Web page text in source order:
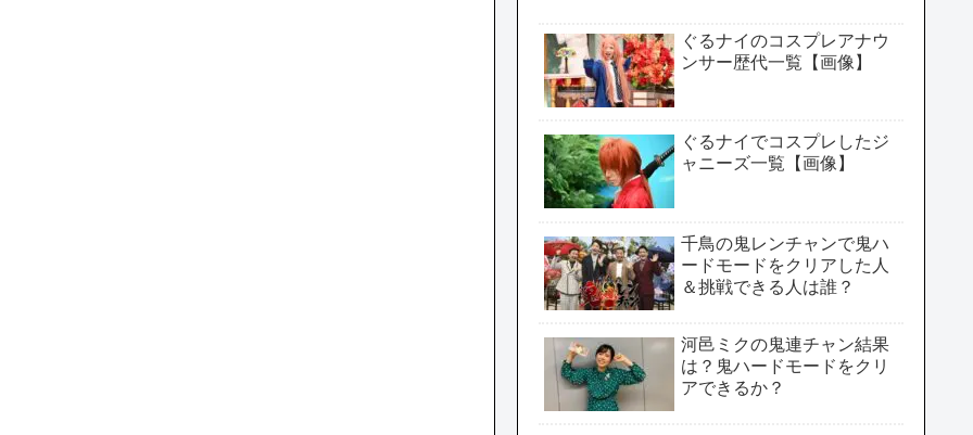
ぐるナイのコスプレアナウ
ンサー歴代一覧【画像】
ぐるナイでコスプレしたジ
ャニーズ一覧【画像】
千鳥の鬼レンチャンで鬼ハ
ードモードをクリアした人
＆挑戦できる人は誰？
河邑ミクの鬼連チャン結果
は？鬼ハードモードをクリ
アできるか？